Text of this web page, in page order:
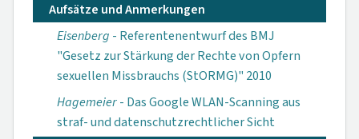
Aufsätze und Anmerkungen
Eisenberg - Referentenentwurf des BMJ
"Gesetz zur Stärkung der Rechte von Opfern
sexuellen Missbrauchs (StORMG)" 2010
Hagemeier- Das Google WLAN-Scanning aus
straf- und datenschutz­rechtlicher Sicht